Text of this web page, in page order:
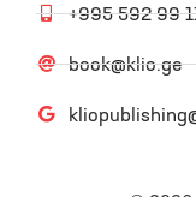
+995 592 99
book@klio.ge